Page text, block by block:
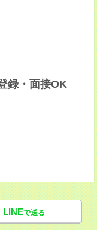
録・面接OK
LINEで送る